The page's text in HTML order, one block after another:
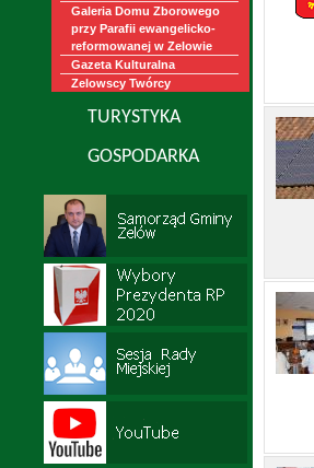
Galeria Domu Zborowego
przy Parafii ewangelicko-
reformowanej w Zelowie
Gazeta Kulturalna
Zelowscy Twórcy
TURYSTYKA
GOSPODARKA